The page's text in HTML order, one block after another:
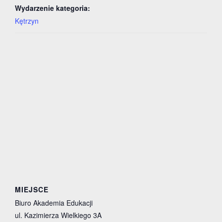
Wydarzenie kategoria:
Kętrzyn
MIEJSCE
Biuro Akademia Edukacji
ul. Kazimierza Wielkiego 3A